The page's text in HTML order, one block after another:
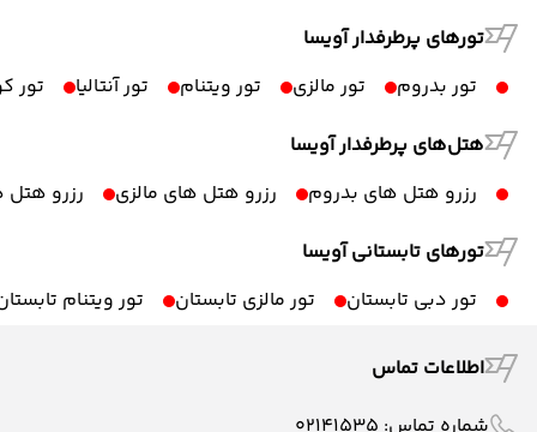
تورهای پرطرفدار آویسا
تور بدروم
تور مالزی تور ویتنام تور آنتالیا
تور
هتل‌های پرطرفدار آویسا
رزرو هتل های بدروم
رزرو هتل های مالزی
رزرو هتل
تورهای تابستانی آویسا
تور دبی تابستان
تور مالزی تابستان تور ویتنام
اطلاعات تماس